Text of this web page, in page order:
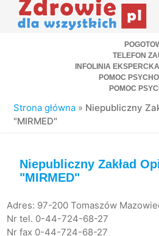
TELEFON
INFOLINIA
POMOC
POMOC
Strona główna » Niepubliczny
"MIRMED"
Niepubliczny Zakład
"MIRMED"
Adres: 97-200 Tomaszów
Nr tel. 0-44-724-68-27
Nr fax 0-44-724-68-27